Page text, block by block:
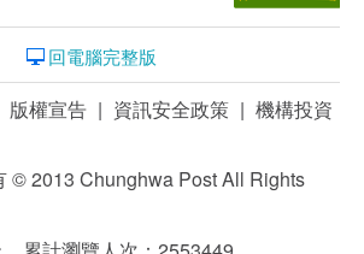
回電腦完整版
版權宣告 | 資訊安全政策 | 機構投資
© 2013 Chunghwa Post All Rights